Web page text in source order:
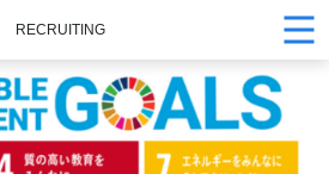
RECRUITING